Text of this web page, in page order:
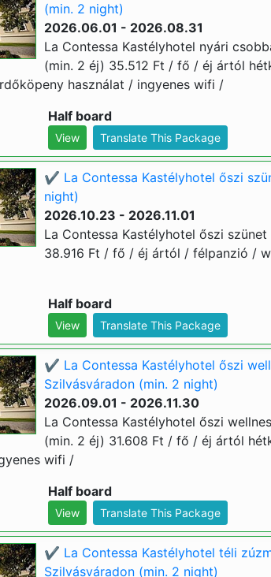
(min. 2 night)
2026.06.01 - 2026.08.31
La Contessa Kastélyhotel nyári
(min. 2 éj) 35.512 Ft / fő / éj ártól
használat / ingyenes wifi /
Half board
View Translate This Package
✔️ La Contessa Kastélyhotel őszi
night)
2026.10.23 - 2026.11.01
La Contessa Kastélyhotel őszi
38.916 Ft / fő / éj ártól / félpanzió /
Half board
View Translate This Package
✔️ La Contessa Kastélyhotel őszi
Szilvásváradon (min. 2 night)
2026.09.01 - 2026.11.30
La Contessa Kastélyhotel őszi
(min. 2 éj) 31.608 Ft / fő / éj ártól
wifi /
Half board
View Translate This Package
✔️ La Contessa Kastélyhotel téli
Szilvásváradon (min. 2 night)